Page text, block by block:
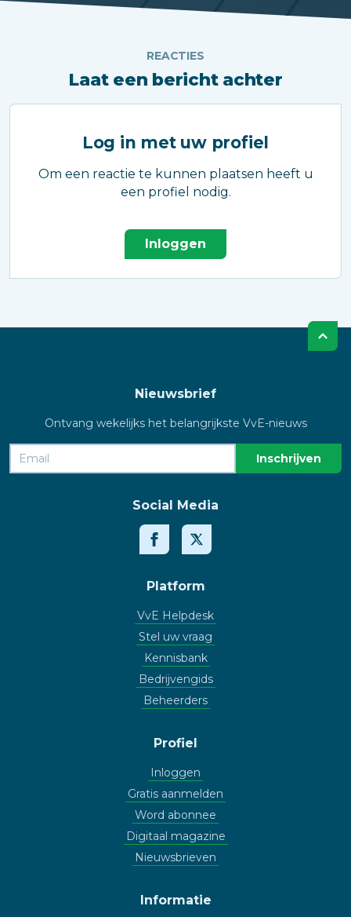
REACTIES
Laat een bericht achter
Log in met uw profiel
Om een reactie te kunnen plaatsen heeft u
een profiel nodig.
Inloggen
Nieuwsbrief
Ontvang wekelijks het belangrijkste VvE-nieuws
Social Media
Platform
VvE Helpdesk
Stel uw vraag
Kennisbank
Bedrijvengids
Beheerders
Profiel
Inloggen
Gratis aanmelden
Word abonnee
Digitaal magazine
Nieuwsbrieven
Informatie